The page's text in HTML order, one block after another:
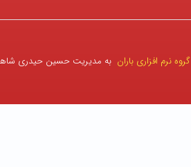
گروه نرم افزاری باران به مدیریت حسین حیدری